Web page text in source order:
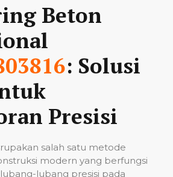
Beton
: Solusi
Presisi
salah satu metode
modern yang berfungsi
lubang presisi pada